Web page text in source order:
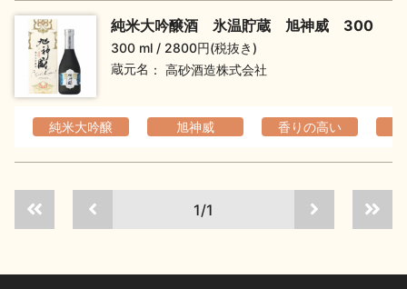
季節の商品 イベント情報
純米大吟醸酒 氷温貯蔵 旭神威 300
300 ml
2800円(税抜き)
蔵元名
高砂酒造株式会社
純米大吟醸 旭神威 香りの高い
1/1